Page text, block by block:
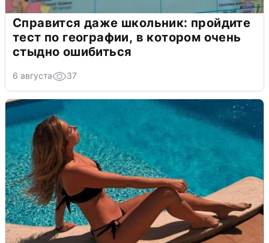
Справится даже школьник: пройдите
тест по географии, в котором очень
стыдно ошибиться
6 августа 37